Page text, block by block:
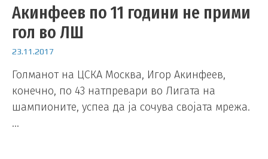
Акинфеев по 11 години не прими
гол во ЛШ
23.11.2017
Голманот на ЦСКА Москва, Игор Акинфеев,
конечно, по 43 натпревари во Лигата на
шампионите, успеа да ја сочува својата мрежа.
…